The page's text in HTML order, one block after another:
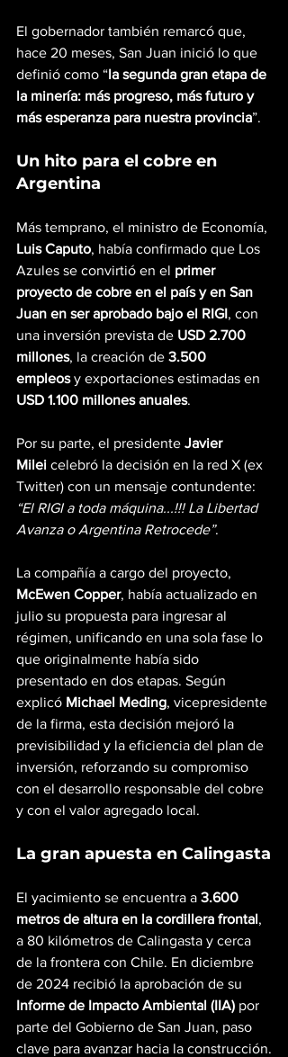
El gobernador también remarcó que,
hace 20 meses, San Juan inició lo que
definió como “la segunda gran etapa de
la minería: más progreso, más futuro y
más esperanza para nuestra provincia”.
Un hito para el cobre en
Argentina
Más temprano, el ministro de Economía,
Luis Caputo, había confirmado que Los
Azules se convirtió en el primer
proyecto de cobre en el país y en San
Juan en ser aprobado bajo el RIGI, con
una inversión prevista de USD 2.700
millones, la creación de 3.500
empleos y exportaciones estimadas en
USD 1.100 millones anuales.
Por su parte, el presidente Javier
Milei celebró la decisión en la red X (ex
Twitter) con un mensaje contundente:
“El RIGI a toda máquina...!!! La Libertad
Avanza o Argentina Retrocede”.
La compañía a cargo del proyecto,
McEwen Copper, había actualizado en
julio su propuesta para ingresar al
régimen, unificando en una sola fase lo
que originalmente había sido
presentado en dos etapas. Según
explicó Michael Meding, vicepresidente
de la firma, esta decisión mejoró la
previsibilidad y la eficiencia del plan de
inversión, reforzando su compromiso
con el desarrollo responsable del cobre
y con el valor agregado local.
La gran apuesta en Calingasta
El yacimiento se encuentra a 3.600
metros de altura en la cordillera frontal,
a 80 kilómetros de Calingasta y cerca
de la frontera con Chile. En diciembre
de 2024 recibió la aprobación de su
Informe de Impacto Ambiental (IIA) por
parte del Gobierno de San Juan, paso
clave para avanzar hacia la construcción.